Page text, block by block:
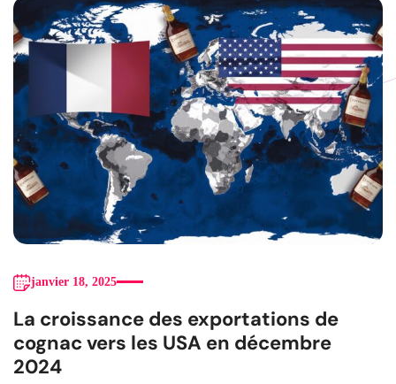
janvier 18, 2025
La croissance des exportations de
cognac vers les USA en décembre
2024